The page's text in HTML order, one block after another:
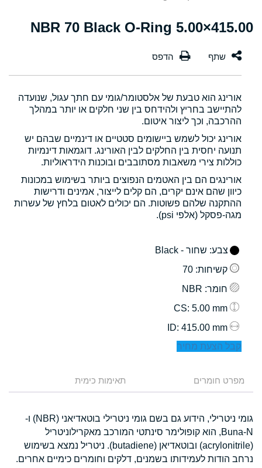
415.00×5.00 NBR 70 Black O-Ring
אורינג הוא טבעת של אלסטומר/גומי עם חתך עגול, שנועדה
להתיישב בחריץ ולהידחס בין שני חלקים או יותר במהלך
ההרכבה, וכך ליצור איטום.
אורינג יכול לשמש ביישומים סטטיים או דינמיים שבהם יש
תנועה יחסית בין החלקים לבין האורינג. דוגמאות דינמיות
כוללות צירי משאבות מסתובבים ובוכנות הידראוליות.
אורינגים הם בין האטמים הנפוצים ביותר בשימוש במכונות
כיוון שהם אינם יקרים, הם קלים לייצור, אמינים ודרישות
ההתקנה שלהם פשוטות. הם יכולים לאטום בלחץ של עשרות
מגה-פסקל (אלפי psi).
צבע: שחור - Black
קשיחות: 70
חומר: NBR
: 5.00 mm
: 415.00 mm
קבל הצעת מחיר
מפרט חומרים תאימות כימית
גומי ניטרילי, הידוע גם בשם גומי ניטרילי בוטאדיאני (NBR) ו-
Buna-N, הוא קופולימר סינתטי המורכב מאקרילוניטריל
(acrylonitrile) ובוטאדיאן (butadiene). ניטריל נמצא בשימוש
נרחב הודות לעמידותו בשמנים, דלקים וחומרים כימיים אחרים.